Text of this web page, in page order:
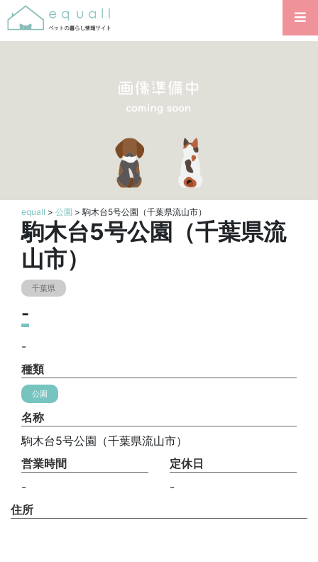
equall > 公園 > 駒木台5号公園（千葉県流山市）
駒木台5号公園（千葉県流
山市）
千葉県
-
-
種類
公園
名称
駒木台5号公園（千葉県流山市）
営業時間
-
定休日
-
住所